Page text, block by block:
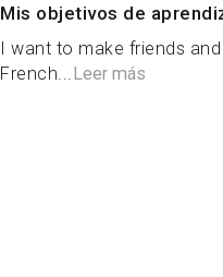
Mis objetivos de
I want to make friends
French... Leer más